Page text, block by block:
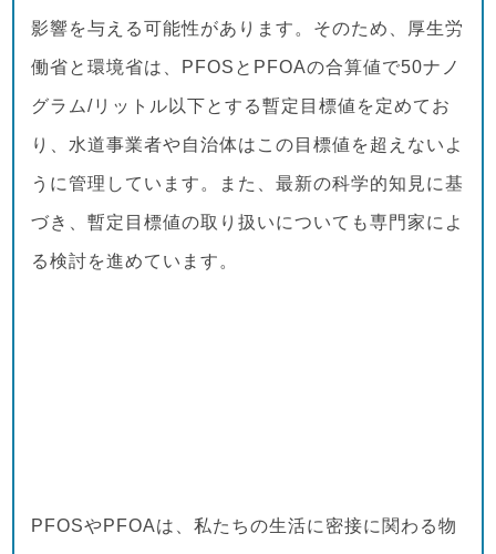
影響を与える可能性があります。そのため、厚生労
働省と環境省は、PFOSとPFOAの合算値で50ナノ
グラム/リットル以下とする暫定目標値を定めてお
り、水道事業者や自治体はこの目標値を超えないよ
うに管理しています。また、最新の科学的知見に基
づき、暫定目標値の取り扱いについても専門家によ
る検討を進めています。
PFOSやPFOAは、私たちの生活に密接に関わる物